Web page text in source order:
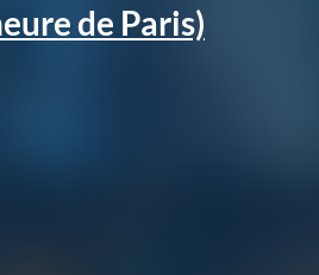
de Paris)